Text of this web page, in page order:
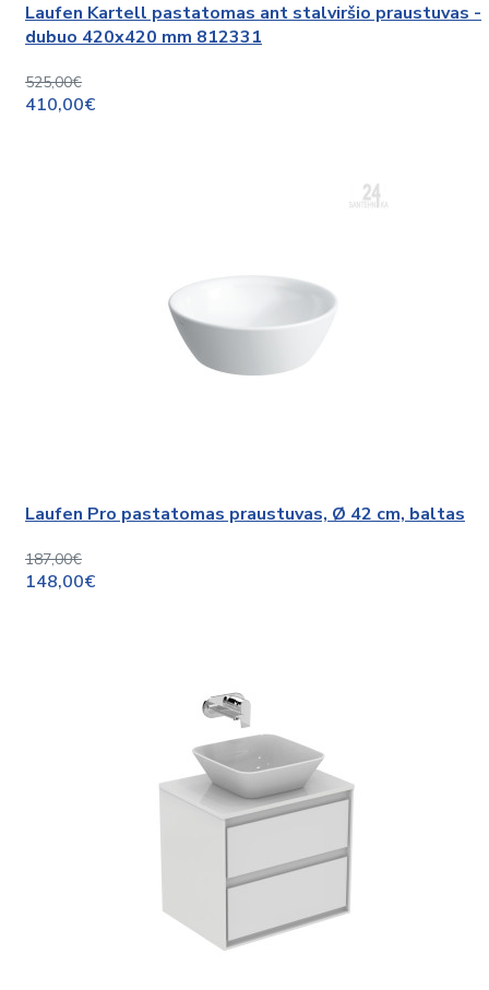
Laufen Kartell pastatomas ant stalviršio praustuvas -
dubuo 420x420 mm 812331
525,00€
410,00€
Laufen Pro pastatomas praustuvas, Ø 42 cm, baltas
187,00€
148,00€